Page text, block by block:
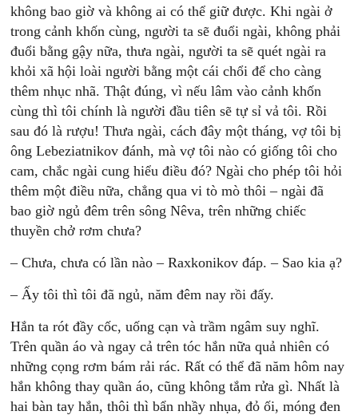
không bao giờ và không ai có thể giữ được. Khi ngài ở
trong cảnh khốn cùng, người ta sẽ đuổi ngài, không phải
đuổi bằng gậy nữa, thưa ngài, người ta sẽ quét ngài ra
khỏi xã hội loài người bằng một cái chổi để cho càng
thêm nhục nhã. Thật đúng, vì nếu lâm vào cảnh khốn
cùng thì tôi chính là người đầu tiên sẽ tự sỉ vả tôi. Rồi
sau đó là rượu! Thưa ngài, cách đây một tháng, vợ tôi bị
ông Lebeziatnikov đánh, mà vợ tôi nào có giống tôi cho
cam, chắc ngài cung hiểu điều đó? Ngài cho phép tôi hỏi
thêm một điều nữa, chẳng qua vi tò mò thôi – ngài đã
bao giờ ngủ đêm trên sông Nêva, trên những chiếc
thuyền chở rơm chưa?
– Chưa, chưa có lần nào – Raxkonikov đáp. – Sao kia ạ?
– Ấy tôi thì tôi đã ngủ, năm đêm nay rồi đấy.
Hắn ta rót đầy cốc, uống cạn và trầm ngâm suy nghĩ.
Trên quần áo và ngay cả trên tóc hắn nữa quả nhiên có
những cọng rơm bám rải rác. Rất có thể đã năm hôm nay
hắn không thay quần áo, cũng không tắm rửa gì. Nhất là
hai bàn tay hắn, thôi thì bẩn nhầy nhụa, đỏ ối, móng đen